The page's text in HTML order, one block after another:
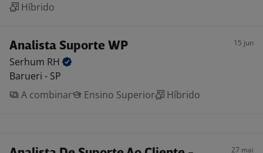
Híbrido
Analista Suporte WP 15 jun
Serhum RH
Barueri - SP
A combinar
Ensino Superior Híbrido
27 mai